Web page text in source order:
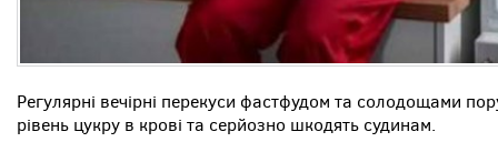
Регулярні вечірні перекуси фастфудом та солодощами
рівень цукру в крові та серйозно шкодять судинам.